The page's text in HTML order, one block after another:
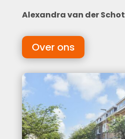
Alexandra van der Schot
Over ons